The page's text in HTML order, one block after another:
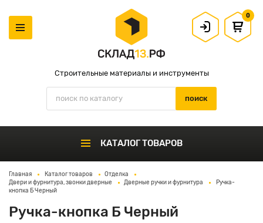
Строительные материалы и инструменты
0
КАТАЛОГ ТОВАРОВ
Главная Каталог товаров
Отделка
Двери и фурнитура, звонки дверные
Дверные ручки и фурнитура
Ручка-
кнопка Б Черный
Ручка-кнопка Б Черный